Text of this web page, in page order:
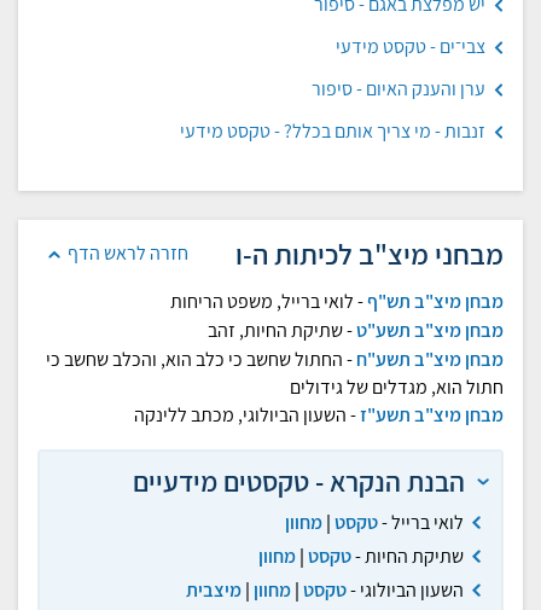
צבי־ים - טקסט מידעי
ערן והענק האיום - סיפור
זנבות - מי צריך אותם בכלל? - טקסט מידעי
חזרה לראש הדף מבחני מיצ"ב לכיתות ה-ו
מבחן מיצ"ב תש"ף- לואי ברייל, משפט הריחות
מבחן מיצ"ב תשע"ט- שתיקת החיות, זהב
מבחן מיצ"ב תשע"ח- החתול שחשב כי כלב הוא, והכלב שחשב כי
חתול הוא, מגדלים של גידולים
מבחן מיצ"ב תשע"ז- השעון הביולוגי, מכתב ללינקה
הבנת הנקרא - טקסטים מידעיים
לואי ברייל -טקסט|מחוון
שתיקת החיות -טקסט|מחוון
השעון הביולוגי -טקסט|מחוון |מיצבית